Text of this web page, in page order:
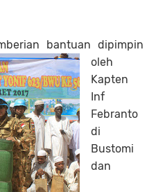
bantuan dipimpin
oleh
Kapten
Inf
Febranto
di
Bustomi
dan